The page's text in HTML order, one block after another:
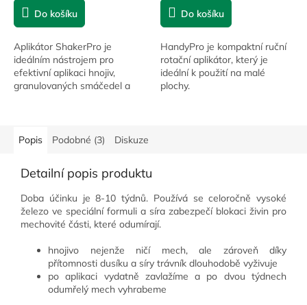
Do košíku
Aplikátor ShakerPro je
ideálním nástrojem pro
efektivní aplikaci hnojiv,
granulovaných smáčedel a
Do košíku
HandyPro je kompaktní ruční
rotační aplikátor, který je
ideální k použití na malé
plochy.
Popis Podobné (3) Diskuze
Detailní popis produktu
Doba účinku je 8-10 týdnů. Používá se celoročně vysoké
železo ve speciální formuli a síra zabezpečí blokaci živin pro
mechovité části, které odumírají.
hnojivo nejenže ničí mech, ale zároveň díky
přítomnosti dusíku a síry trávník dlouhodobě vyživuje
po aplikaci vydatně zavlažíme a po dvou týdnech
odumřelý mech vyhrabeme